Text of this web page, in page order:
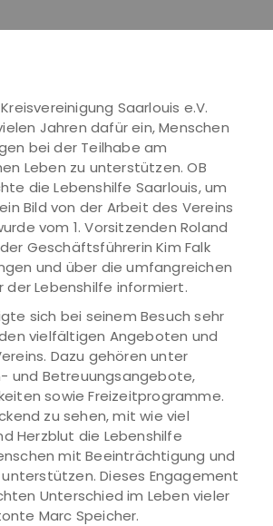
Saarlouis e.V.
Jahren dafür ein, Menschen
bei der Teilhabe am
Leben zu unterstützen. OB
die Lebenshilfe Saarlouis, um
Bild von der Arbeit des Vereins
vom 1. Vorsitzenden Roland
Geschäftsführerin Kim Falk
und über die umfangreichen
Lebenshilfe informiert.
sich bei seinem Besuch sehr
vielfältigen Angeboten und
Dazu gehören unter
und Betreuungsangebote,
sowie Freizeitprogramme.
zu sehen, mit wie viel
Herzblut die Lebenshilfe
mit Beeinträchtigung und
unterstützen. Dieses Engagement
Unterschied im Leben vieler
Marc Speicher.